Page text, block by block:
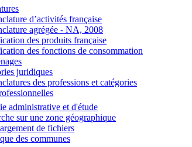
d’activités française
agrégée - NA, 2008
des produits française
des fonctions de consommation
juridiques
des professions et catégories
administrative et d'étude
sur une zone géographique
de fichiers
des communes